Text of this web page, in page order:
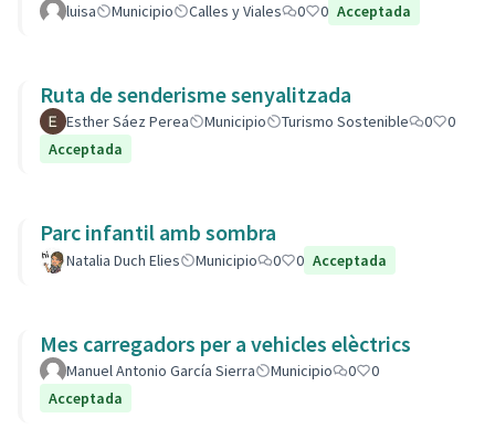
luisa Municipio Calles y Viales 0 0 Acceptada
Ruta de senderisme senyalitzada
Esther Sáez Perea Municipio Turismo Sostenible 0
0
Acceptada
Parc infantil amb sombra
Natalia Duch Elies Municipio 0 0 Acceptada
Mes carregadors per a vehicles elèctrics
Manuel Antonio García Sierra Municipio 0
0
Acceptada